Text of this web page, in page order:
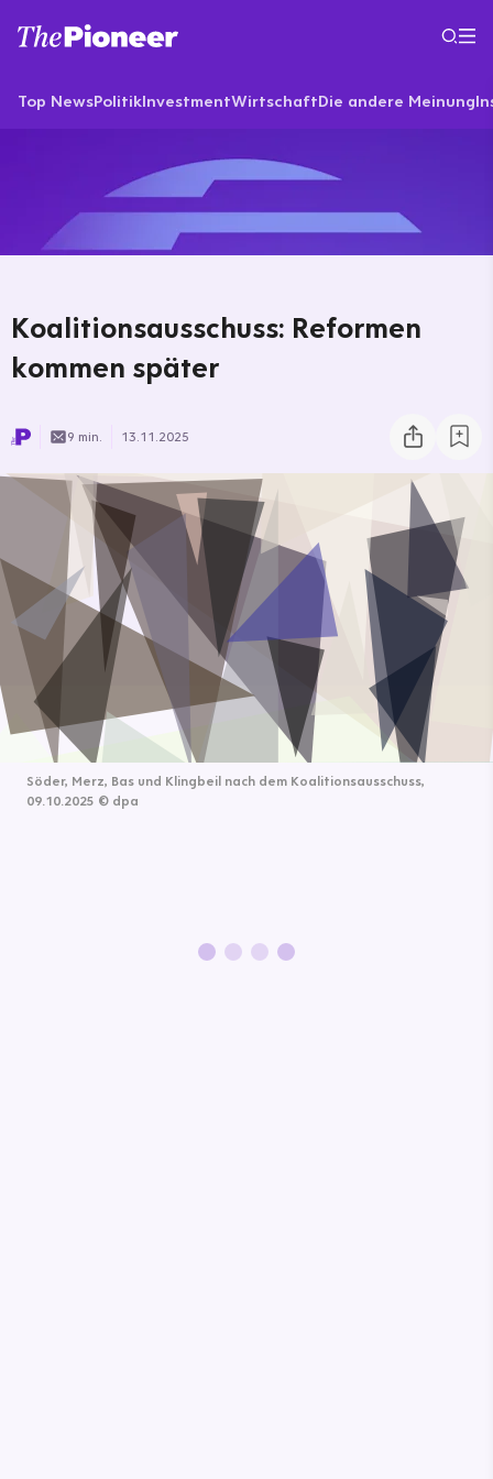
Top NewsPolitikInvestmentWirtschaftDie andere Meinung
Koalitionsausschuss: Reformen
kommen später
9 min. 13.11.2025
Söder, Merz, Bas und Klingbeil nach dem Koalitionsausschuss,
09.10.2025 © dpa